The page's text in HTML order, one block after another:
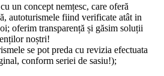
un concept nemțesc, care oferă
autoturismele fiind verificate atât in
oferim transparență și găsim soluții
noștri!
se pot preda cu revizia efectuata
conform seriei de sasiu!);